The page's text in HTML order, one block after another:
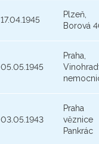
17.04.1945
Plzeň,
Borová
05.05.1945
Praha,
03.05.1943
Praha
věznice
Pankrác